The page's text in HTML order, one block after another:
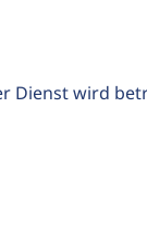
Dienst wird